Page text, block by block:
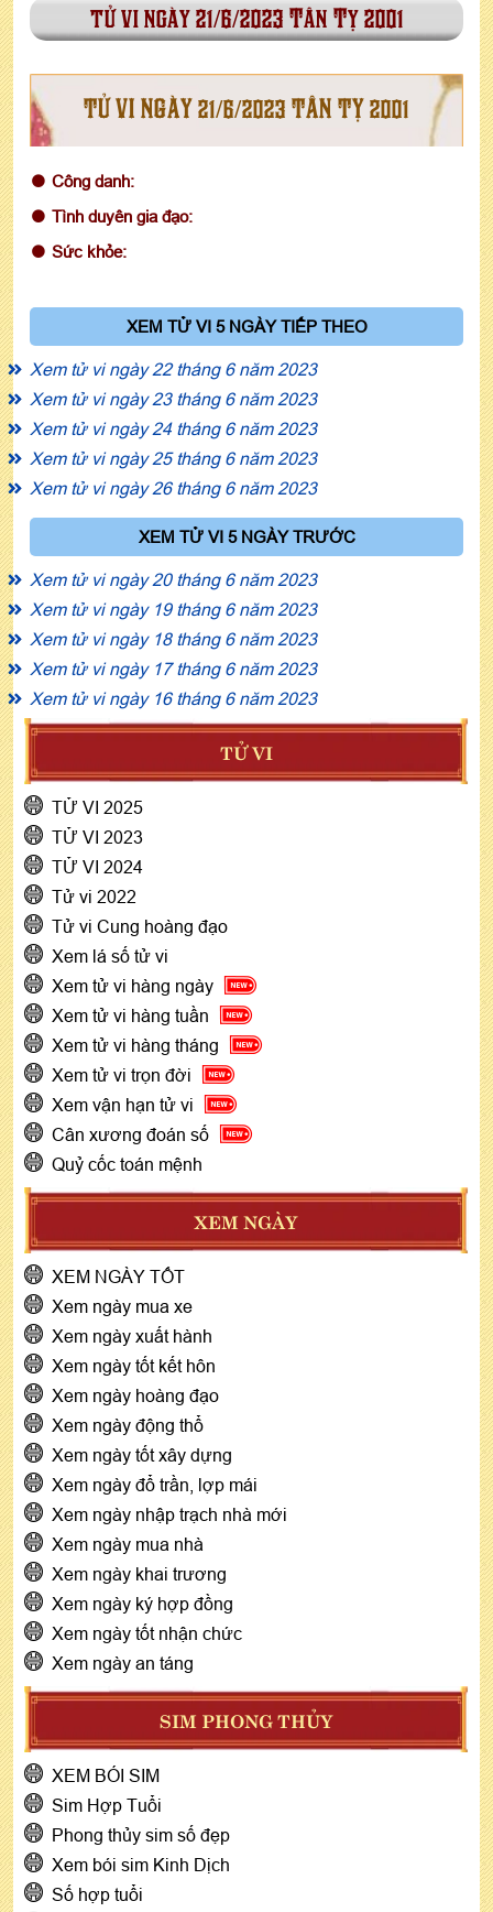
tử vi ngày 21/6/2023 Tân Tỵ 2001
TỬ VI NGÀY 21/6/2023 TÂN TỴ 2001
Công danh:
Tình duyên gia đạo:
Sức khỏe:
XEM TỬ VI 5 NGÀY TIẾP THEO
Xem tử vi ngày 22 tháng 6 năm 2023
Xem tử vi ngày 23 tháng 6 năm 2023
Xem tử vi ngày 24 tháng 6 năm 2023
Xem tử vi ngày 25 tháng 6 năm 2023
Xem tử vi ngày 26 tháng 6 năm 2023
XEM TỬ VI 5 NGÀY TRƯỚC
Xem tử vi ngày 20 tháng 6 năm 2023
Xem tử vi ngày 19 tháng 6 năm 2023
Xem tử vi ngày 18 tháng 6 năm 2023
Xem tử vi ngày 17 tháng 6 năm 2023
Xem tử vi ngày 16 tháng 6 năm 2023
TỬ VI
TỬ VI 2025
TỬ VI 2023
TỬ VI 2024
Tử vi 2022
Tử vi Cung hoàng đạo
Xem lá số tử vi
Xem tử vi hàng ngày
Xem tử vi hàng tuần
Xem tử vi hàng tháng
Xem tử vi trọn đời
Xem vận hạn tử vi
Cân xương đoán số
Quỷ cốc toán mệnh
XEM NGÀY
XEM NGÀY TỐT
Xem ngày mua xe
Xem ngày xuất hành
Xem ngày tốt kết hôn
Xem ngày hoàng đạo
Xem ngày động thổ
Xem ngày tốt xây dựng
Xem ngày đổ trần, lợp mái
Xem ngày nhập trạch nhà mới
Xem ngày mua nhà
Xem ngày khai trương
Xem ngày ký hợp đồng
Xem ngày tốt nhận chức
Xem ngày an táng
SIM PHONG THỦY
XEM BÓI SIM
Sim Hợp Tuổi
Phong thủy sim số đẹp
Xem bói sim Kinh Dịch
Số hợp tuổi